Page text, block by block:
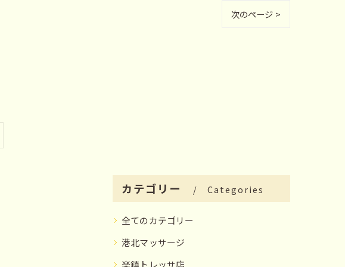
次のページ >
カテゴリー Categories
全てのカテゴリー
港北マッサージ
楽鎮トレッサ店